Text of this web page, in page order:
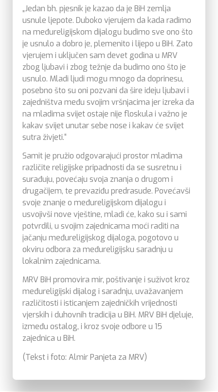
„Jedan bh. pjesnik je kazao da je BiH zemlja
usnule ljepote. Duboko vjerujem da kada radimo
na međureligijskom dijalogu budimo sve ono što
je usnulo a dobro je, plemenito i lijepo u BiH. Zato
vjerujem i uključen sam devet godina u MRV
zbog ljubavi i zbog težnje da budimo ono što je
usnulo. Mladi ljudi mogu mnogo da doprinesu,
posebno što su oni pozvani da šire ideju ljubavi i
zajedništva među svojim vršnjacima jer izreka da
na mladima svijet ostaje nije floskula i važno je
kakav svijet unutar sebe nose i kakav će svijet
sutra živjeti.“
Samit je pružio odgovarajući prostor mladima
različite religijske pripadnosti da se susretnu i
surađuju, povećaju svoja znanja o drugom i
drugačijem, te prevaziđu predrasude. Povećavši
svoje znanje o međureligijskom dijalogu i
usvojivši nove vještine, mladi će, kako su i sami
potvrdili, u svojim zajednicama moći raditi na
jačanju međureligijskog dijaloga, pogotovo u
okviru odbora za međureligijsku saradnju u
lokalnim zajednicama.
MRV BiH promovira mir, poštivanje i suživot kroz
međureligijski dijalog i saradnju, uvažavanjem
različitosti i isticanjem zajedničkih vrijednosti
vjerskih i duhovnih tradicija u BiH. MRV BiH djeluje,
između ostalog, i kroz svoje odbore u 15
zajednica u BiH.
(Tekst i foto: Almir Panjeta za MRV)